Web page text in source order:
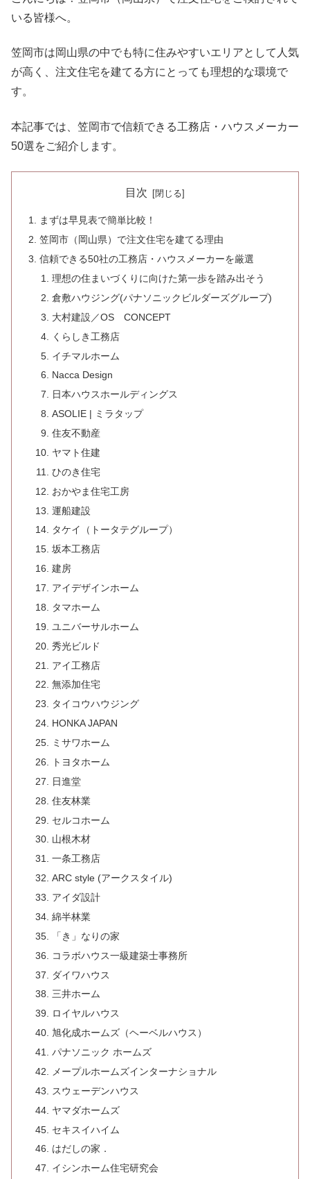
いる皆様へ。
笠岡市は岡山県の中でも特に住みやすいエリアとして人気
が高く、注文住宅を建てる方にとっても理想的な環境で
す。
本記事では、笠岡市で信頼できる工務店・ハウスメーカー
50選をご紹介します。
目次
まずは早見表で簡単比較！
笠岡市（岡山県）で注文住宅を建てる理由
信頼できる50社の工務店・ハウスメーカーを厳選
理想の住まいづくりに向けた第一歩を踏み出そう
倉敷ハウジング(パナソニックビルダーズグループ)
大村建設／OS CONCEPT
くらしき工務店
イチマルホーム
Nacca Design
日本ハウスホールディングス
ASOLIE | ミラタップ
住友不動産
ヤマト住建
ひのき住宅
おかやま住宅工房
運船建設
タケイ（トータテグループ）
坂本工務店
建房
アイデザインホーム
タマホーム
ユニバーサルホーム
秀光ビルド
アイ工務店
無添加住宅
タイコウハウジング
HONKA JAPAN
ミサワホーム
トヨタホーム
日進堂
住友林業
セルコホーム
山根木材
一条工務店
ARC style (アークスタイル)
アイダ設計
綿半林業
「き」なりの家
コラボハウス一級建築士事務所
ダイワハウス
三井ホーム
ロイヤルハウス
旭化成ホームズ（ヘーベルハウス）
パナソニック ホームズ
メープルホームズインターナショナル
スウェーデンハウス
ヤマダホームズ
セキスイハイム
はだしの家．
イシンホーム住宅研究会